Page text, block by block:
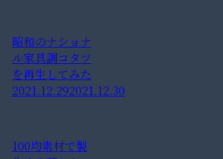
昭和のナショナ
ル家具調コタツ
を再生してみた
2021.12.292021.12.30
100均素材で製